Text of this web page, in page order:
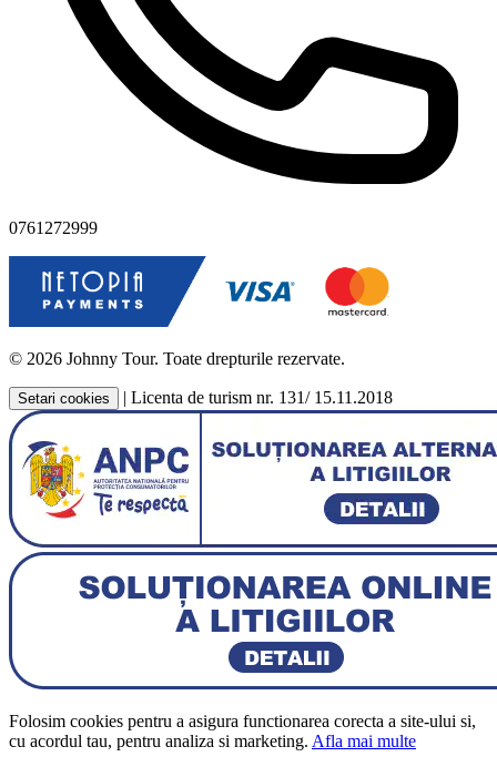
0761272999
© 2026 Johnny Tour. Toate drepturile rezervate.
Setari cookies | Licenta de turism nr. 131/ 15.11.2018
Folosim cookies pentru a asigura functionarea corecta a site-ului si,
cu acordul tau, pentru analiza si marketing. Afla mai multe